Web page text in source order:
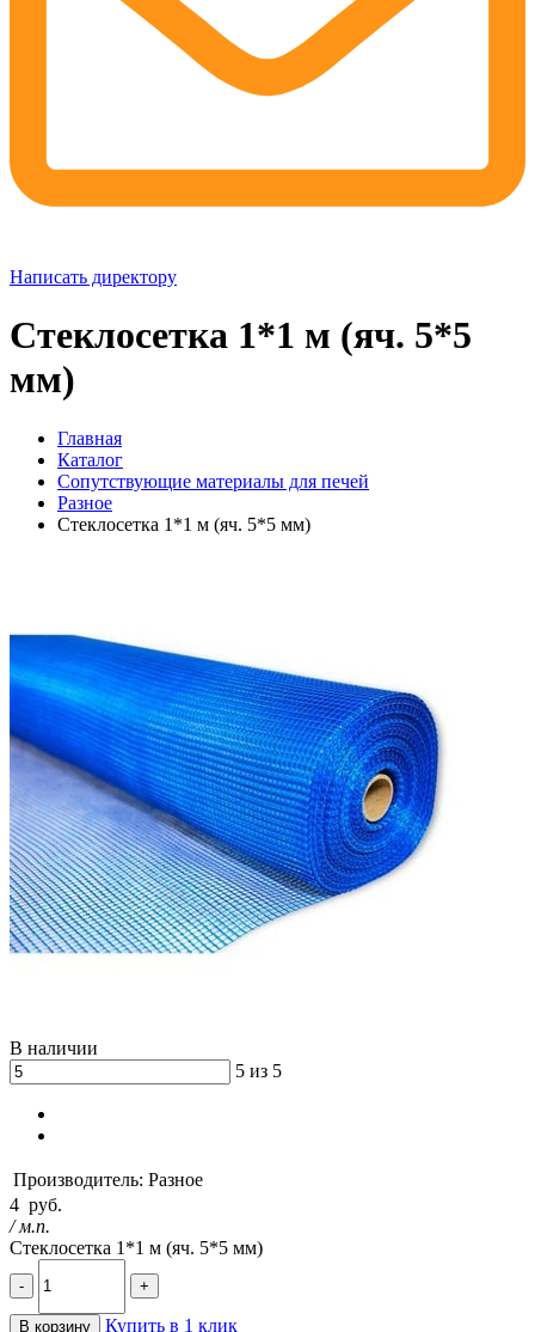
Написать директору
Стеклосетка 1*1 м (яч. 5*5
мм)
Главная
Каталог
Сопутствующие материалы для печей
Разное
Стеклосетка 1*1 м (яч. 5*5 мм)
В наличии
5 из 5
Производитель: Разное
4 руб.
/ м.п.
Стеклосетка 1*1 м (яч. 5*5 мм)
- +
В корзину Купить в 1 клик